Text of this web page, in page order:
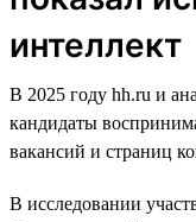
интеллект
В 2025 году hh.ru и
кандидаты
вакансий и страниц
В исследовании